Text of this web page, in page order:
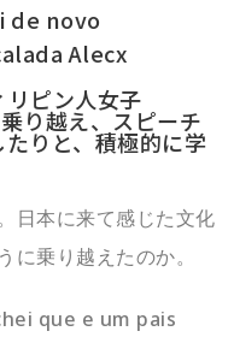
de novo
Alecx
ピン人女子
り越え、スピーチ
りと、積極的に学
日本に来て感じた文化
に乗り越えたのか。
que e um pais